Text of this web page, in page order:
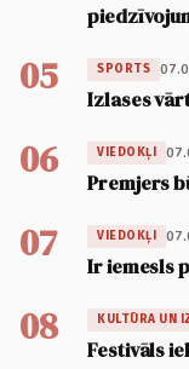
05 SPORTS
Izlases
06 VIEDOKĻI
Premjers
07 VIEDOKĻI
Ir iemesls
08 KULTŪRA UN
Festivāls